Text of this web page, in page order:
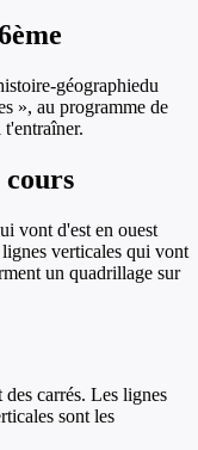
géographiedu
», au programme de
cours
vont d'est en ouest
verticales qui vont
un quadrillage sur
carrés. Les lignes
sont les